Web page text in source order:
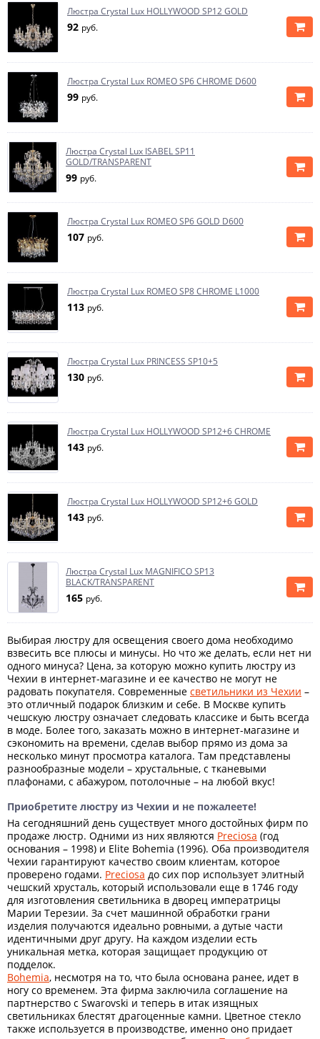
Люстра Crystal Lux HOLLYWOOD SP12 GOLD
92 руб.
Люстра Crystal Lux ROMEO SP6 CHROME D600
99 руб.
Люстра Crystal Lux ISABEL SP11
GOLD/TRANSPARENT
99 руб.
Люстра Crystal Lux ROMEO SP6 GOLD D600
107 руб.
Люстра Crystal Lux ROMEO SP8 CHROME L1000
113 руб.
Люстра Crystal Lux PRINCESS SP10+5
130 руб.
Люстра Crystal Lux HOLLYWOOD SP12+6 CHROME
143 руб.
Люстра Crystal Lux HOLLYWOOD SP12+6 GOLD
143 руб.
Люстра Crystal Lux MAGNIFICO SP13
BLACK/TRANSPARENT
165 руб.
Выбирая люстру для освещения своего дома необходимо
взвесить все плюсы и минусы. Но что же делать, если нет ни
одного минуса? Цена, за которую можно купить люстру из
Чехии в интернет-магазине и ее качество не могут не
радовать покупателя. Современные светильники из Чехии –
это отличный подарок близким и себе. В Москве купить
чешскую люстру означает следовать классике и быть всегда
в моде. Более того, заказать можно в интернет-магазине и
сэкономить на времени, сделав выбор прямо из дома за
несколько минут просмотра каталога. Там представлены
разнообразные модели – хрустальные, с тканевыми
плафонами, с абажуром, потолочные – на любой вкус!
Приобретите люстру из Чехии и не пожалеете!
На сегодняшний день существует много достойных фирм по
продаже люстр. Одними из них являются Preciosa (год
основания – 1998) и Elite Bohemia (1996). Оба производителя
Чехии гарантируют качество своим клиентам, которое
проверено годами. Preciosa до сих пор использует элитный
чешский хрусталь, который использовали еще в 1746 году
для изготовления светильника в дворец императрицы
Марии Терезии. За счет машинной обработки грани
изделия получаются идеально ровными, а дутые части
идентичными друг другу. На каждом изделии есть
уникальная метка, которая защищает продукцию от
подделок.
Bohemia, несмотря на то, что была основана ранее, идет в
ногу со временем. Эта фирма заключила соглашение на
партнерство с Swarovski и теперь в итак изящных
светильниках блестят драгоценные камни. Цветное стекло
также используется в производстве, именно оно придает